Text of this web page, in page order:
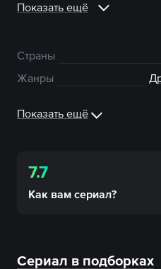
Показать ещё
Страны
Жанры
Показать ещё
7.7
Как вам сериал?
Сериал в подборках